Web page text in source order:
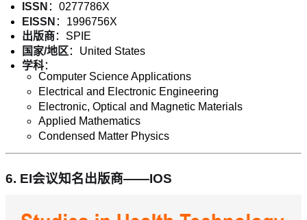
ISSN ：0277786X
EISSN ：1996756X
出版商：SPIE
国家/地区 ：United States
学科：
Computer Science Applications
Electrical and Electronic Engineering
Electronic, Optical and Magnetic Materials
Applied Mathematics
Condensed Matter Physics
6. EI会议知名出版商——IOS